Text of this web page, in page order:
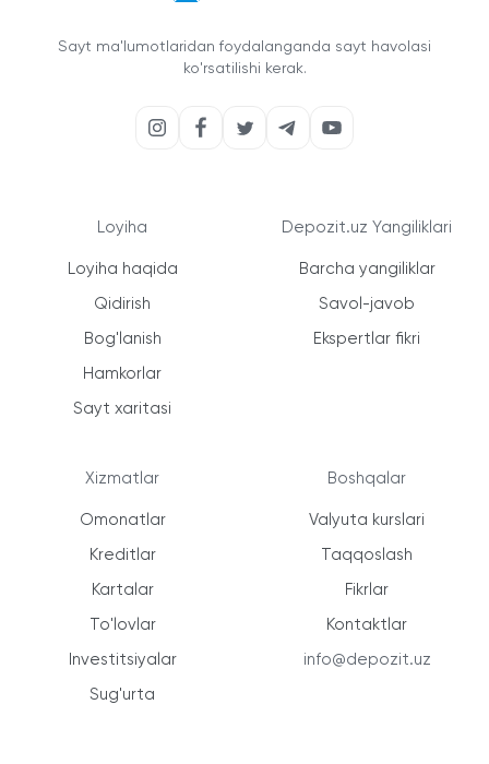
Sayt ma'lumotlaridan foydalanganda sayt havolasi
ko'rsatilishi kerak.
Loyiha
Loyiha haqida
Qidirish
Bog'lanish
Hamkorlar
Sayt xaritasi
Xizmatlar
Omonatlar
Kreditlar
Kartalar
To'lovlar
Investitsiyalar
Sug'urta
Depozit.uz Yangiliklari
Barcha yangiliklar
Savol-javob
Ekspertlar fikri
Boshqalar
Valyuta kurslari
Taqqoslash
Fikrlar
Kontaktlar
info@depozit.uz